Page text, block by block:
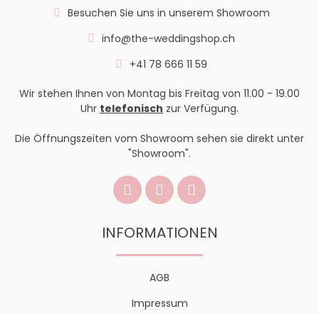
Besuchen Sie uns in unserem Showroom
info@the-weddingshop.ch
+41 78 666 11 59
Wir stehen Ihnen von Montag bis Freitag von 11.00 - 19.00
Uhr telefonisch zur Verfügung.
Die Öffnungszeiten vom Showroom sehen sie direkt unter
"Showroom".
INFORMATIONEN
AGB
Impressum